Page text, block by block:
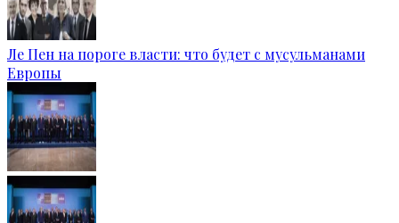
Ле Пен на пороге власти: что будет с мусульманами
Европы